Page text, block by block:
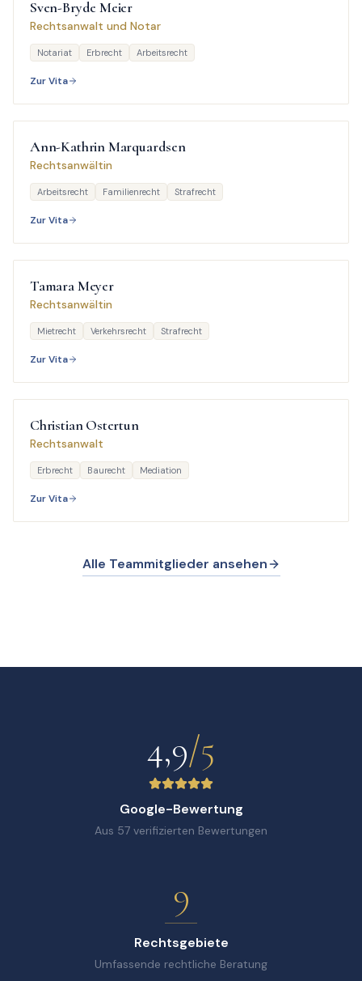
Sven-Bryde Meier
Rechtsanwalt und Notar
Notariat Erbrecht Arbeitsrecht
Zur Vita
Fachanwältin für Arbeitsrecht
Ann-KathrinMarquardsen
Rechtsanwältin
Arbeitsrecht Familienrecht Strafrecht
Zur Vita
Fachanwältin für Miet- und Wohnungseigentumsrecht
TamaraMeyer
Rechtsanwältin
Mietrecht Verkehrsrecht Strafrecht
Zur Vita
Christian Ostertun
Rechtsanwalt
Erbrecht Baurecht Mediation
Zur Vita
Alle Teammitglieder ansehen
4,9/5
Google-Bewertung
Aus 57 verifizierten Bewertungen
9
Rechtsgebiete
Umfassende rechtliche Beratung